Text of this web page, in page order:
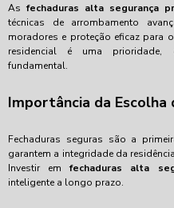
Asfechaduras alta segurança
técnicas de arrombamento
moradores e proteção eficaz para
residencial é uma prioridade,
fundamental.
Importância da Escolha
Fechaduras seguras são a
garantem a integridade da
Investir emfechaduras alta
inteligente a longo prazo.